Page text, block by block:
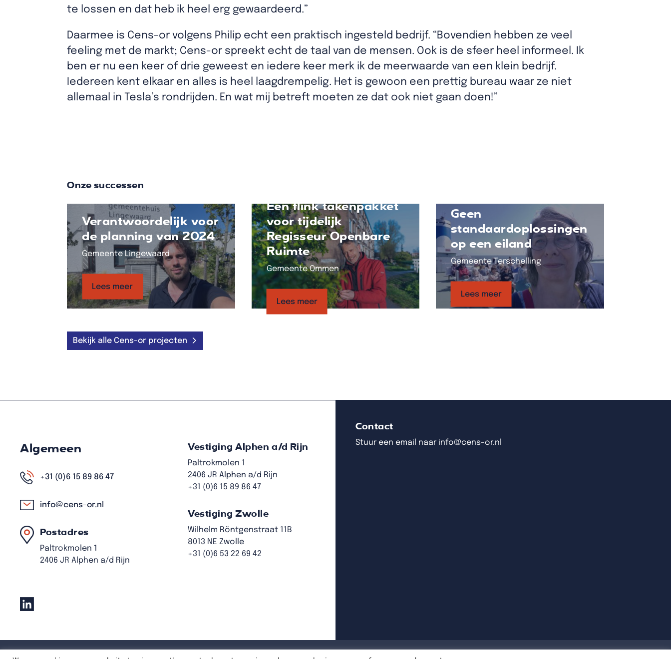
te lossen en dat heb ik heel erg gewaardeerd.”
Daarmee is Cens-or volgens Philip echt een praktisch ingesteld bedrijf. “Bovendien hebben ze veel
feeling met de markt; Cens-or spreekt echt de taal van de mensen. Ook is de sfeer heel informeel. Ik
ben er nu een keer of drie geweest en iedere keer merk ik de meerwaarde van een klein bedrijf.
Iedereen kent elkaar en alles is heel laagdrempelig. Het is gewoon een prettig bureau waar ze niet
allemaal in Tesla’s rondrijden. En wat mij betreft moeten ze dat ook niet gaan doen!”
Onze successen
Verantwoordelijk voor
de planning van 2024
Gemeente Lingewaard
Lees meer
Een flink takenpakket
voor tijdelijk
Regisseur Openbare
Ruimte
Gemeente Ommen
Lees meer
Geen
standaardoplossingen
op een eiland
Gemeente Terschelling
Lees meer
Bekijk alle Cens-or projecten
Algemeen
+31 (0)6 15 89 86 47
info@cens-or.nl
Postadres
Paltrokmolen 1
2406 JR Alphen a/d Rijn
Vestiging Alphen a/d Rijn
Paltrokmolen 1
2406 JR Alphen a/d Rijn
+31 (0)6 15 89 86 47
Vestiging Zwolle
Wilhelm Röntgenstraat 11B
8013 NE Zwolle
+31 (0)6 53 22 69 42
Contact
Stuur een email naar info@cens-or.nl